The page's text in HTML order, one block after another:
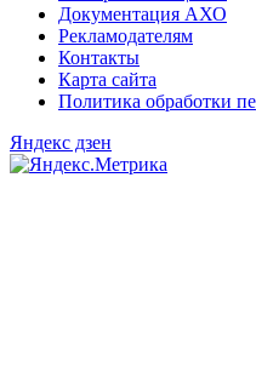
Документация АХО
Рекламодателям
Контакты
Карта сайта
Политика обработки
Яндекс дзен